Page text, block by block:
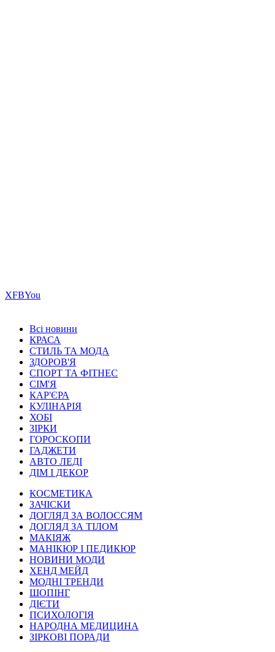
ХFBYou
Всі новини
КРАСА
СТИЛЬ ТА МОДА
ЗДОРОВ'Я
СПОРТ ТА ФІТНЕС
СІМ'Я
КАР'ЄРА
КУЛІНАРІЯ
ХОБІ
ЗІРКИ
ГОРОСКОПИ
ГАДЖЕТИ
АВТО ЛЕДІ
ДІМ І ДЕКОР
КОСМЕТИКА
ЗАЧІСКИ
ДОГЛЯД ЗА ВОЛОССЯМ
ДОГЛЯД ЗА ТІЛОМ
МАКІЯЖ
МАНІКЮР І ПЕДИКЮР
НОВИНИ МОДИ
ХЕНД МЕЙД
МОДНІ ТРЕНДИ
ШОПІНГ
ДІЄТИ
ПСИХОЛОГІЯ
НАРОДНА МЕДИЦИНА
ЗІРКОВІ ПОРАДИ